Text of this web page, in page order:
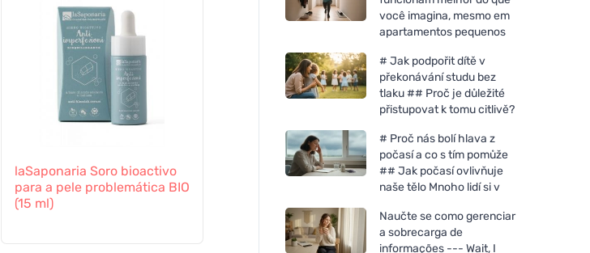
laSaponaria Soro bioactivo
para a pele problemática BIO
(15 ml)
Kvitok Peeling rosehip para
pele oleosa e problemática
Kvitok Máscara de
com árvore de chá
você imagina, mesmo em
apartamentos pequenos
# Jak podpořit dítě v
překonávání studu bez
tlaku ## Proč je důležité
přistupovat k tomu citlivě?
# Proč nás bolí hlava z
počasí a co s tím pomůže
## Jak počasí ovlivňuje
naše tělo Mnoho lidí si v
Naučte se como gerenciar
a sobrecarga de
informações --- Wait, I